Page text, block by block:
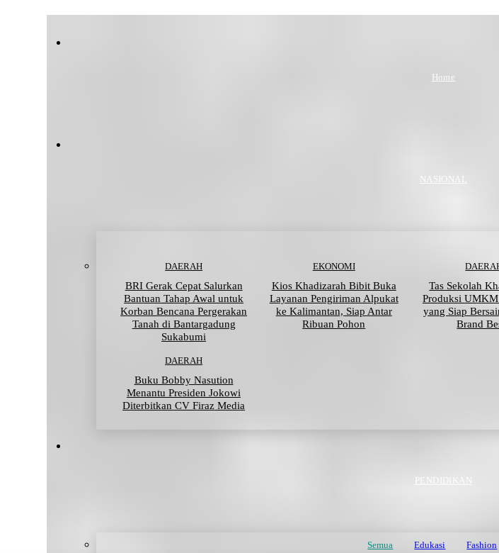
Home
NASIONAL
DAERAH
BRI Gerak Cepat Salurkan
Bantuan Tahap Awal untuk
Korban Bencana Pergerakan
Tanah di Bantargadung
Sukabumi
EKONOMI
Kios Khadizarah Bibit Buka
Layanan Pengiriman Alpukat
ke Kalimantan, Siap Antar
Ribuan Pohon
Tas Sekolah
Produksi
yang Siap
Brand
DAERAH
Buku Bobby Nasution
Menantu Presiden Jokowi
Diterbitkan CV Firaz Media
PENDIDIKAN
Semua Edukasi Fashion